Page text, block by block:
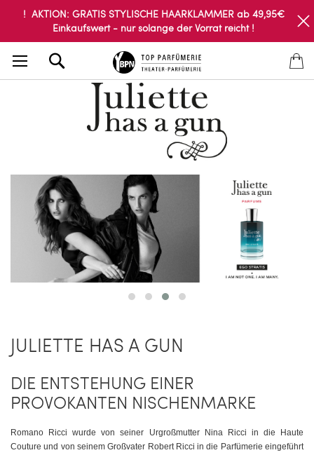
! AKTION: GRATIS STYLISCHE HAARKLAMMER ab 49,95€
Einkaufswert - nur solange der Vorrat reicht !
JULIETTE HAS A GUN
DIE ENTSTEHUNG EINER
PROVOKANTEN NISCHENMARKE
Romano Ricci wurde von seiner Urgroßmutter Nina Ricci in die Haute
Couture und von seinem Großvater Robert Ricci in die Parfümerie eingeführt